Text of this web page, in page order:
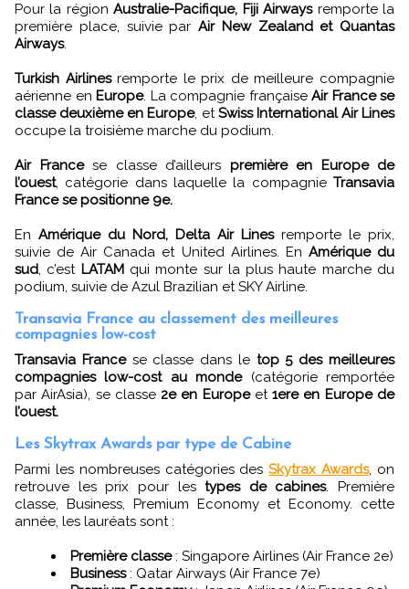
Pour la régionAustralie-Pacifique, Fiji Airwaysremporte la
première place, suivie par Air New Zealand et Quantas
Airways.
Turkish Airlinesremporte le prix de meilleure compagnie
aérienne en Europe. La compagnie française Air France se
classe deuxième en Europe, etSwiss International Air Lines
occupe la troisième marche du podium.
Air Francese classe d’ailleurs première en Europe de
l’ouest, catégorie dans laquelle la compagnie Transavia
France se positionne 9e.
En Amérique du Nord, Delta Air Lines remporte le prix,
suivie de Air Canada et United Airlines. En Amérique du
sud, c’est LATAM qui monte sur la plus haute marche du
podium, suivie de Azul Brazilian et SKY Airline.
Transavia France au classement des meilleures
compagnies low-cost
Transavia Francese classe dans le top 5 des meilleures
compagnies low-cost au monde(catégorie remportée
par AirAsia), se classe 2e en Europe et1ere en Europe de
l’ouest.
Les Skytrax Awards par type de Cabine
Parmi les nombreuses catégories desSkytrax Awards, on
retrouve les prix pour lestypes de cabines. Première
classe, Business, Premium Economy et Economy. cette
année, les lauréats sont :
Première classe: Singapore Airlines (Air France 2e)
Business: Qatar Airways (Air France 7e)